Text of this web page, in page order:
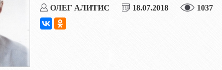
ОЛЕГ АЛИТИС 18.07.2018 1037